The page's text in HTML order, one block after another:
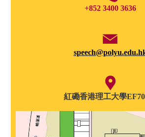
+852 3400 3636
紅磡香港理工大學